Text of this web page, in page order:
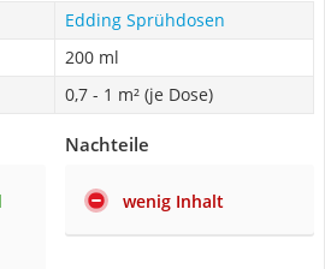
Edding Sprühdosen
200 ml
0,7 - 1 m² (je Dose)
Nachteile
wenig Inhalt